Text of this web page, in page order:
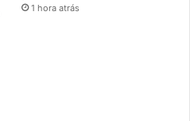
1 hora atrás